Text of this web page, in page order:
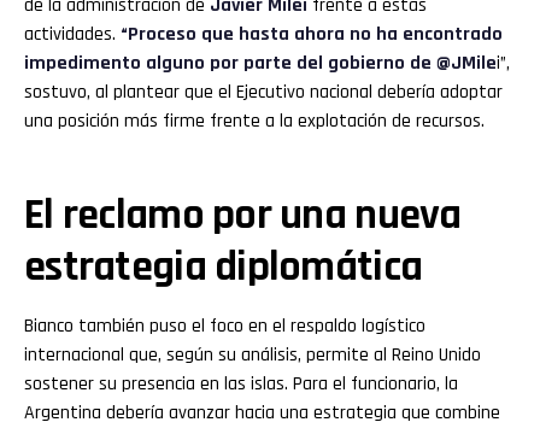
de la administración de Javier Milei frente a estas
actividades. “Proceso que hasta ahora no ha encontrado
impedimento alguno por parte del gobierno de @JMilei”,
sostuvo, al plantear que el Ejecutivo nacional debería adoptar
una posición más firme frente a la explotación de recursos.
El reclamo por una nueva
estrategia diplomática
Bianco también puso el foco en el respaldo logístico
internacional que, según su análisis, permite al Reino Unido
sostener su presencia en las islas. Para el funcionario, la
Argentina debería avanzar hacia una estrategia que combine